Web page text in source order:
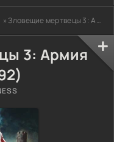
» Зловещие мертвецы 3: Армия тьмы (1992)
3: Армия